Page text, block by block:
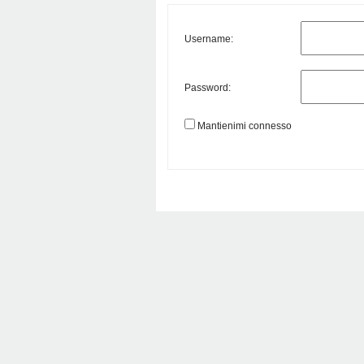
Username:
Password:
Mantienimi connesso